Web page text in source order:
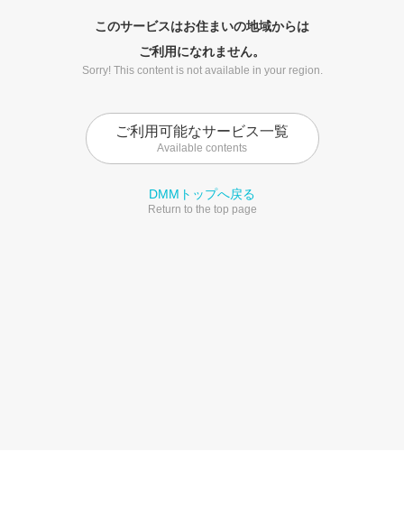
このサービスはお住まいの地域からは
ご利用になれません。
Sorry! This content is not available in your region.
ご利用可能なサービス一覧
Available contents
DMMトップへ戻る
Return to the top page